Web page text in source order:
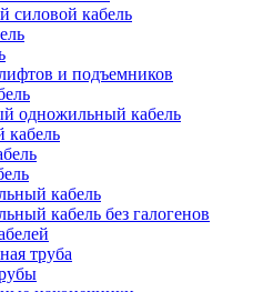
силовой кабель
и подъемников
одножильный кабель
кабель
кабель
кабель без галогенов
труба